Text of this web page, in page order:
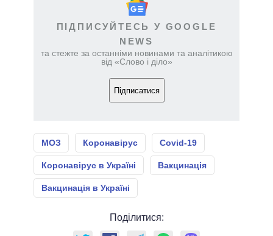
ПІДПИСУЙТЕСЬ У GOOGLE
NEWS
та стежте за останніми новинами та аналітикою
від «Слово і діло»
Підписатися
МОЗ Коронавірус Covid-19
Коронавірус в Україні Вакцинація
Вакцинація в Україні
Поділитися: